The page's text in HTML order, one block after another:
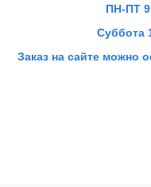
ПН-ПТ
Суббота
Заказ на сайте можно